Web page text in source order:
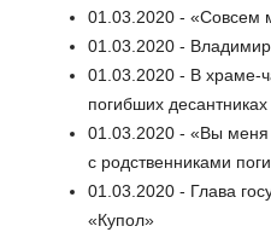
01.03.2020 - «Совсем
01.03.2020 - Владимир
01.03.2020 - В храме-
погибших
01.03.2020 - «Вы меня
с родственниками
01.03.2020 - Глава
«Купол»